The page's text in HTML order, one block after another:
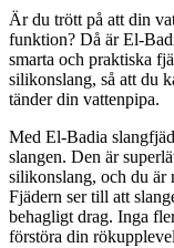
Är du trött på att din
funktion? Då är El-
smarta och praktiska
silikonslang, så att du
tänder din vattenpipa.
Med El-Badia
slangen. Den är
silikonslang, och du är
Fjädern ser till att
behagligt drag. Inga
förstöra din